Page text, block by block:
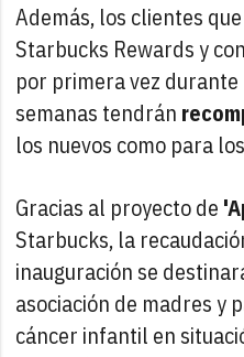
Además, los clientes
Starbucks Rewards y
por primera vez
semanas tendrán
los nuevos como para
Gracias al proyecto de
Starbucks, la
inauguración se
asociación de madres y
cáncer infantil en